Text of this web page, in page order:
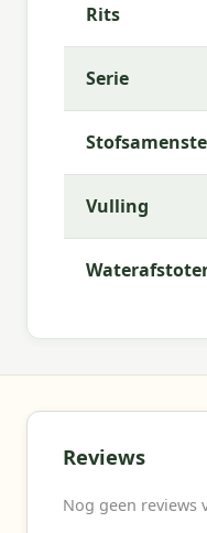
Rits
Serie
Vulling
Reviews
Nog geen reviews